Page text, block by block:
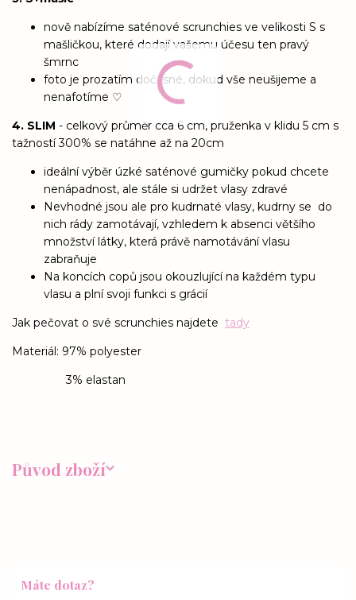
nově nabízíme saténové scrunchies ve velikosti S s
mašličkou, které dodají vašemu účesu ten pravý
šmrnc
foto je prozatím dočasné, dokud vše neušijeme a
nenafotíme ♡
4. SLIM - celkový průměr cca 6 cm, pruženka v klidu 5 cm s
tažností 300% se natáhne až na 20cm
ideální výběr úzké saténové gumičky pokud chcete
nenápadnost, ale stále si udržet vlasy zdravé
Nevhodné jsou ale pro kudrnaté vlasy, kudrny se do
nich rády zamotávají, vzhledem k absenci většího
množství látky, která právě namotávání vlasu
zabraňuje
Na koncích copů jsou okouzlující na každém typu
vlasu a plní svoji funkci s grácií
Jak pečovat o své scrunchies najdete tady
Materiál: 97% polyester
3% elastan
Původ zboží
Máte dotaz?